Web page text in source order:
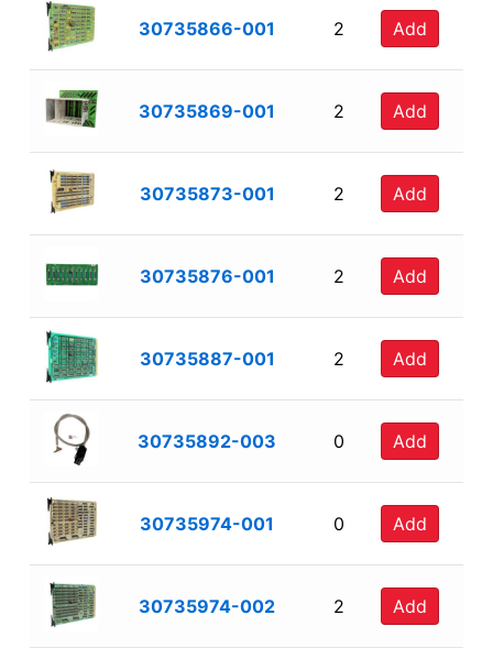
30735866-001 2 Add
30735869-001 2 Add
30735873-001 2 Add
30735876-001 2 Add
30735887-001 2 Add
30735892-003 0 Add
30735974-001 0 Add
30735974-002 2 Add